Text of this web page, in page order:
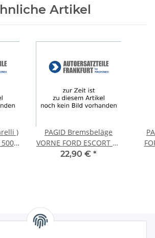
Artikel
)
PAGID Bremsbeläge
VORNE FORD ESCORT 95
Express AVL CLASSIC
22,90 € *